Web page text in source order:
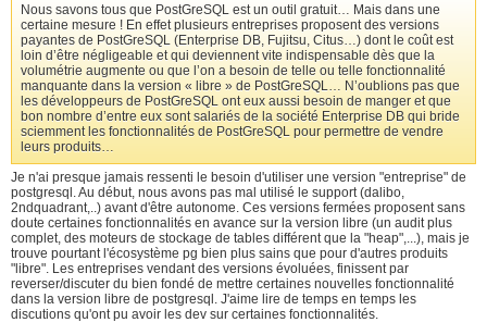
Nous savons tous que PostGreSQL est un outil gratuit… Mais dans une
certaine mesure ! En effet plusieurs entreprises proposent des versions
payantes de PostGreSQL (Enterprise DB, Fujitsu, Citus…) dont le coût est
loin d’être négligeable et qui deviennent vite indispensable dès que la
volumétrie augmente ou que l’on a besoin de telle ou telle fonctionnalité
manquante dans la version « libre » de PostGreSQL… N’oublions pas que
les développeurs de PostGreSQL ont eux aussi besoin de manger et que
bon nombre d’entre eux sont salariés de la société Enterprise DB qui bride
sciemment les fonctionnalités de PostGreSQL pour permettre de vendre
leurs produits…
Je n'ai presque jamais ressenti le besoin d'utiliser une version "entreprise" de
postgresql. Au début, nous avons pas mal utilisé le support (dalibo,
2ndquadrant,..) avant d'être autonome. Ces versions fermées proposent sans
doute certaines fonctionnalités en avance sur la version libre (un audit plus
complet, des moteurs de stockage de tables différent que la "heap",...), mais je
trouve pourtant l'écosystème pg bien plus sains que pour d'autres produits
"libre". Les entreprises vendant des versions évoluées, finissent par
reverser/discuter du bien fondé de mettre certaines nouvelles fonctionnalité
dans la version libre de postgresql. J'aime lire de temps en temps les
discutions qu'ont pu avoir les dev sur certaines fonctionnalités.